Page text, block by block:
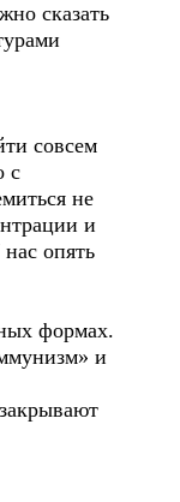
сказать
совсем
с
не
и
опять
формах.
и